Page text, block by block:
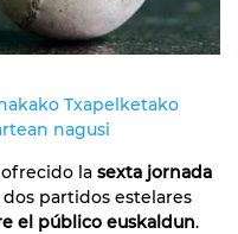
Txapelketako
nagusi
ofrecido la sexta jornada
dos partidos estelares
el público euskaldun.